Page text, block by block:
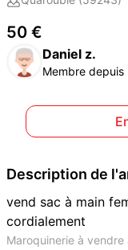
50 €
Daniel z.
Membre depuis
Description de
vend sac à main
cordialement
Maroquinerie à